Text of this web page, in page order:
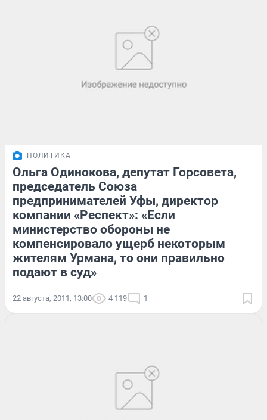
ПОЛИТИКА
Ольга Одинокова, депутат Горсовета,
председатель Союза
предпринимателей Уфы, директор
компании «Респект»: «Если
министерство обороны не
компенсировало ущерб некоторым
жителям Урмана, то они правильно
подают в суд»
22 августа, 2011, 13:00 4 119 1